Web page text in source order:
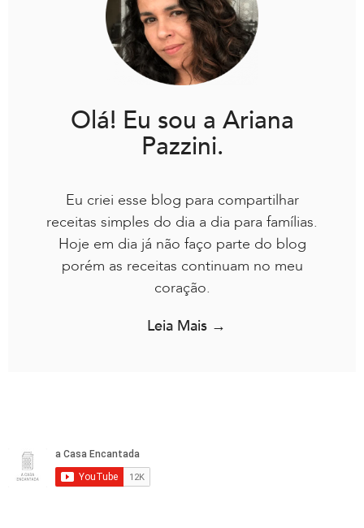
Olá! Eu sou a Ariana
Pazzini.
Eu criei esse blog para compartilhar
receitas simples do dia a dia para famílias.
Hoje em dia já não faço parte do blog
porém as receitas continuam no meu
coração.
Leia Mais →